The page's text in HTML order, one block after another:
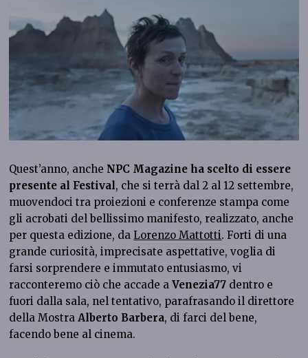
Quest’anno, anche NPC Magazine ha scelto di essere
presente al Festival, che si terrà dal 2 al 12 settembre,
muovendoci tra proiezioni e conferenze stampa come
gli acrobati del bellissimo manifesto, realizzato, anche
per questa edizione, daLorenzo Mattotti. Forti di una
grande curiosità, imprecisate aspettative, voglia di
farsi sorprendere e immutato entusiasmo, vi
racconteremo ciò che accade aVenezia77 dentro e
fuori dalla sala, nel tentativo, parafrasando il direttore
della MostraAlberto Barbera, di farci del bene,
facendo bene al cinema.